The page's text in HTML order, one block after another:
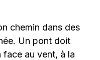
chemin dans des
Un pont doit
au vent, à la